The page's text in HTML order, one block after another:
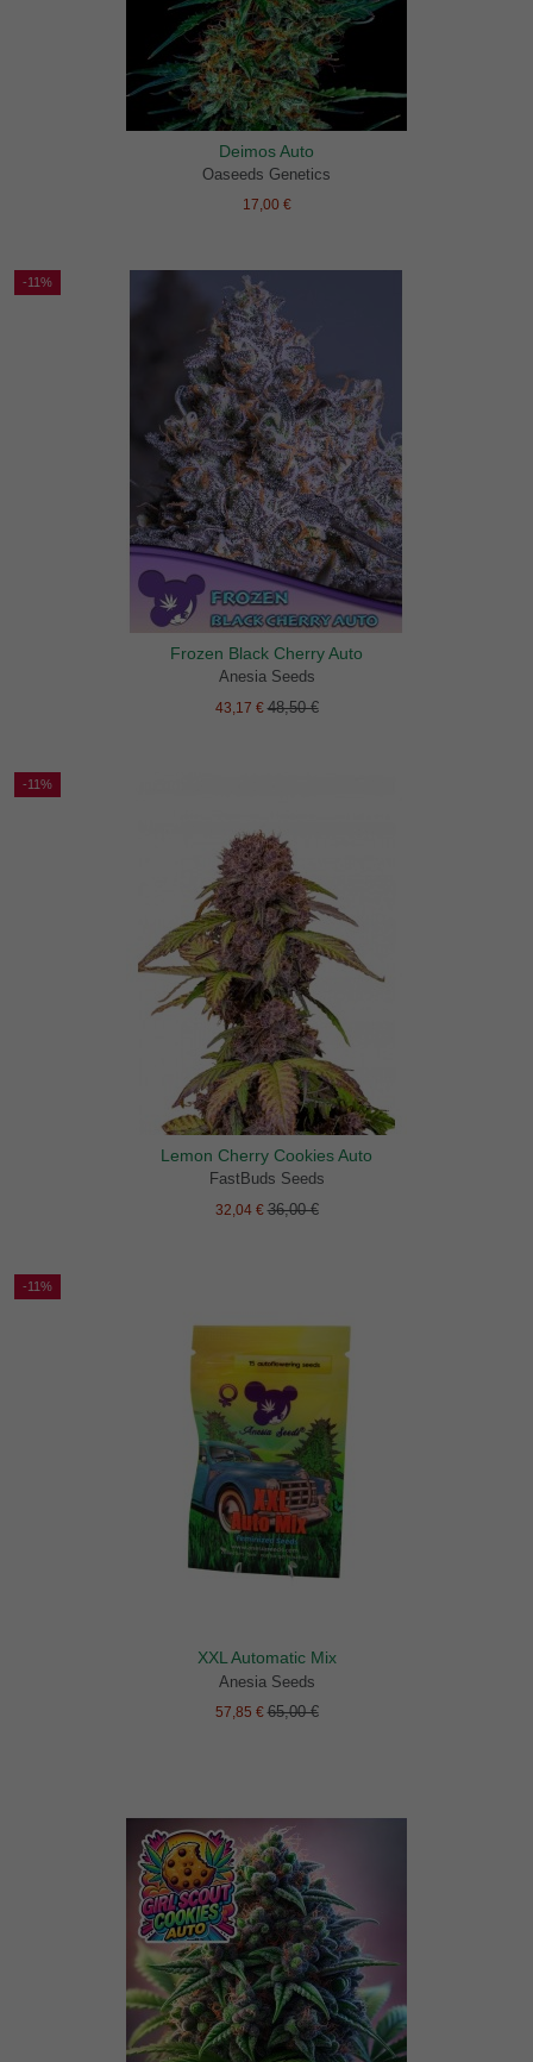
Deimos Auto
Oaseeds Genetics
17,00 €
-11%
Frozen Black Cherry Auto
Anesia Seeds
43,17 €48,50 €
-11%
Lemon Cherry Cookies Auto
FastBuds Seeds
32,04 €36,00 €
-11%
XXL Automatic Mix
Anesia Seeds
57,85 €65,00 €